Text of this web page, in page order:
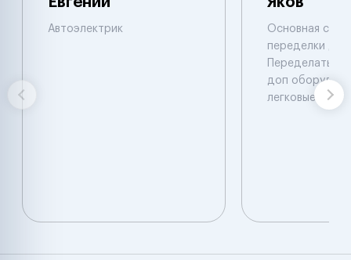
Автоэлектрик
Основная
переделки
Переделать,
доп
легковые.